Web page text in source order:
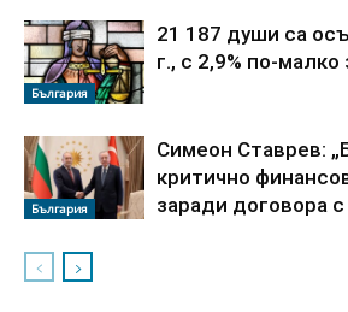
България
21 187 души са
г., с 2,9% по-малко
България
Симеон Ставрев:
критично
заради договора